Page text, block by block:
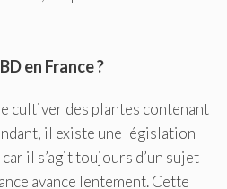
en France ?
cultiver des plantes contenant
il existe une législation
il s’agit toujours d’un sujet
avance lentement. Cette